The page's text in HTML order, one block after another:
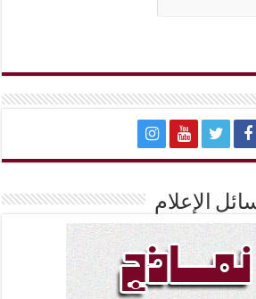
الإعلام